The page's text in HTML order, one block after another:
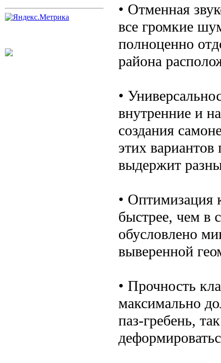
• Отменная
все громкие
полноценно
района
•
внутренние и
создания
этих
выдержит
• Оптимизация
быстрее, чем в
обусловлено
выверенной
• Прочность
максимально
паз-гребень,